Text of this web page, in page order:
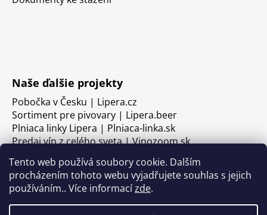
Tento web používá soubory cookie. Dalším
procházením tohoto webu vyjadřujete souhlas s jejich
používáním.. Více informacízde.
Naše ďalšie projekty
Pobočka v Česku | Lipera.cz
Sortiment pre pivovary | Lipera.beer
Plniaca linky Lipera | Plniaca-linka.sk
Predaj vín z celého sveta | Vinozoom.sk